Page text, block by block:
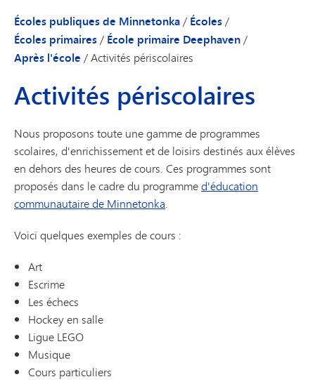
Écoles publiques de Minnetonka/ Écoles/
Écoles primaires/ École primaire Deephaven/
Après l'école /Activités périscolaires
Activités périscolaires
Nous proposons toute une gamme de programmes
scolaires, d'enrichissement et de loisirs destinés aux élèves
en dehors des heures de cours. Ces programmes sont
proposés dans le cadre du programmed'éducation
communautaire de Minnetonka.
Voici quelques exemples de cours :
Art
Escrime
Les échecs
Hockey en salle
Ligue LEGO
Musique
Cours particuliers